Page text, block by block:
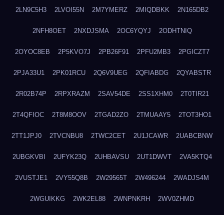
2LN9C5H3 2LVOI55N 2M7YMERZ 2MIQDBKK 2N165DB2
2NFH8OET 2NXDJSMA 2OC6YQYJ 2ODHTNIQ
2OYOC8EB 2P5KVO7J 2PB26F91 2PFU2MB3 2PGICZT7
2PJA33U1 2PK01RCU 2Q6V9UEG 2QFIABDG 2QYABSTR
2R02B74P 2RPXRAZM 2SAV54DE 2SS1XHM0 2T0TIR21
2T4QFIOC 2T8M8OOV 2TGAD2ZO 2TMUAAY5 2TOT3HO1
2TT1JPJ0 2TVCNBU8 2TWC2CET 2U1JCAWR 2UABCBNW
2UBGKVBI 2UFYK23Q 2UHBAVSU 2UT1DWVT 2VA5KTQ4
2VUSTJE1 2VY55Q8B 2W29565T 2W496244 2WADJS4M
2WGUIKKG 2WK2EL88 2WNPNKRH 2WV0ZHMD